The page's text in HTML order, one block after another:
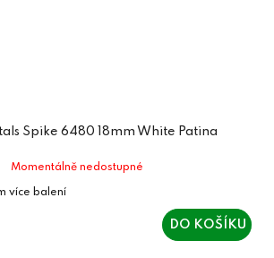
Spike 6480 18mm White Patina
Momentálně nedostupné
DO KOŠÍKU